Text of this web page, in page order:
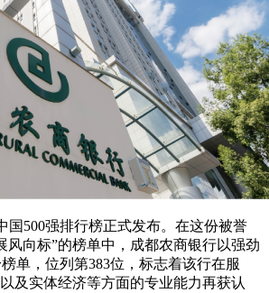
国500强排行榜正式发布。在这份被誉
风向标”的榜单中，成都农商银行以强劲
单，位列第383位，标志着该行在服
及实体经济等方面的专业能力再获认